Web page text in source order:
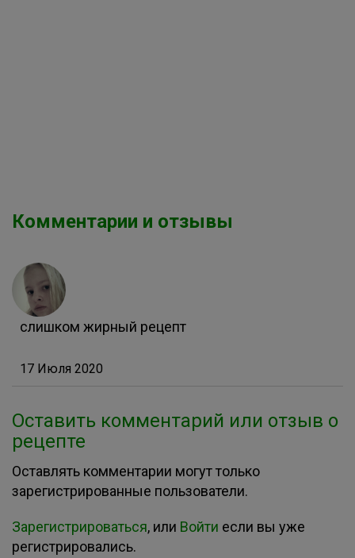
Комментарии и отзывы
слишком жирный рецепт
17 Июля 2020
Оставить комментарий или отзыв о
рецепте
Оставлять комментарии могут только
зарегистрированные пользователи.
Зарегистрироваться, или Войти если вы уже
регистрировались.